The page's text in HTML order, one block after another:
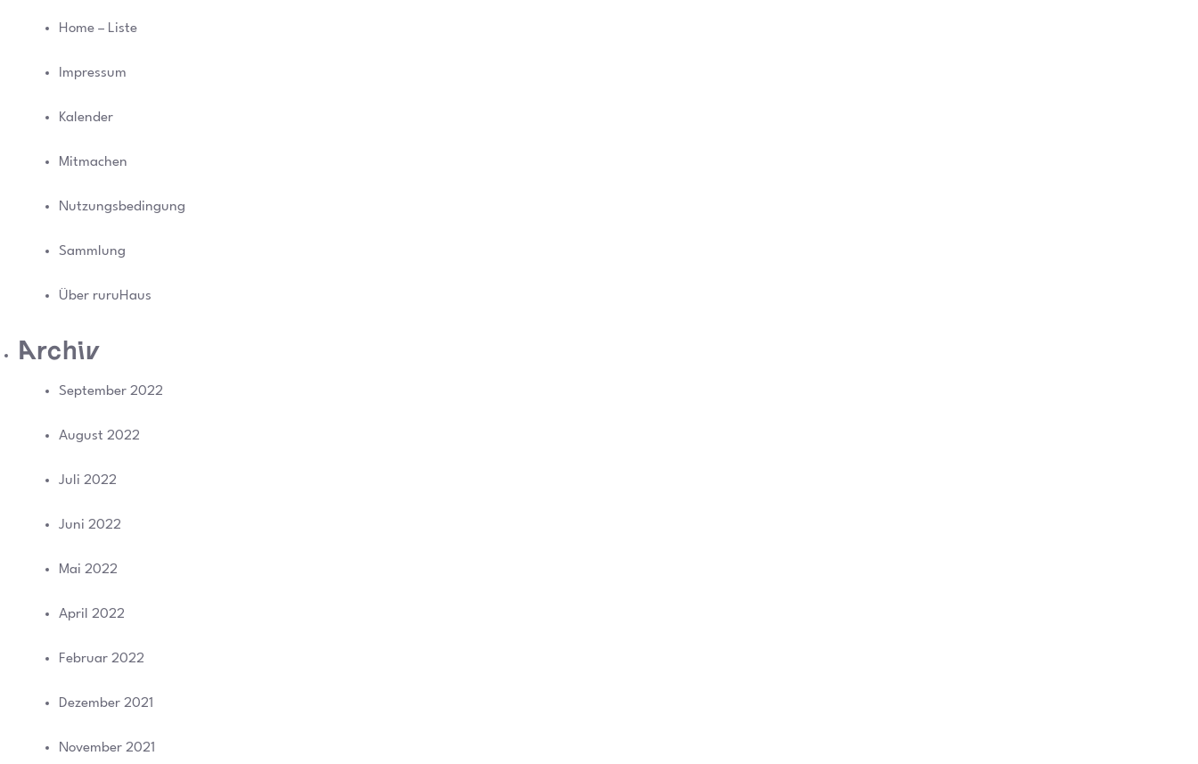
Home – Liste
Impressum
Kalender
Mitmachen
Nutzungsbedingung
Sammlung
Über ruruHaus
Archiv
September 2022
August 2022
Juli 2022
Juni 2022
Mai 2022
April 2022
Februar 2022
Dezember 2021
November 2021